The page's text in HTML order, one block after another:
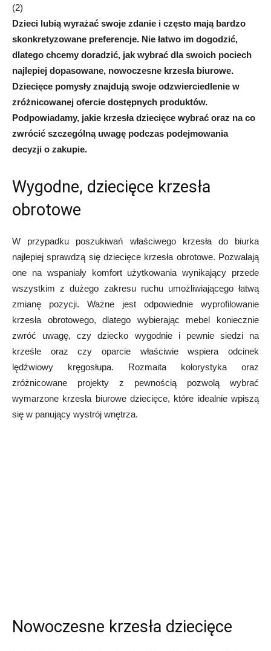
(2)
Dzieci lubią wyrażać swoje zdanie i często mają bardzo
skonkretyzowane preferencje. Nie łatwo im dogodzić,
dlatego chcemy doradzić, jak wybrać dla swoich pociech
najlepiej dopasowane, nowoczesne krzesła biurowe.
Dziecięce pomysły znajdują swoje odzwierciedlenie w
zróżnicowanej ofercie dostępnych produktów.
Podpowiadamy, jakie krzesła dziecięce wybrać oraz na co
zwrócić szczególną uwagę podczas podejmowania
decyzji o zakupie.
Wygodne, dziecięce krzesła
obrotowe
W przypadku poszukiwań właściwego krzesła do biurka
najlepiej sprawdzą się dziecięce krzesła obrotowe. Pozwalają
one na wspaniały komfort użytkowania wynikający przede
wszystkim z dużego zakresu ruchu umożliwiającego łatwą
zmianę pozycji. Ważne jest odpowiednie wyprofilowanie
krzesła obrotowego, dlatego wybierając mebel koniecznie
zwróć uwagę, czy dziecko wygodnie i pewnie siedzi na
krześle oraz czy oparcie właściwie wspiera odcinek
lędźwiowy kręgosłupa. Rozmaita kolorystyka oraz
zróżnicowane projekty z pewnością pozwolą wybrać
wymarzone krzesła biurowe dziecięce, które idealnie wpiszą
się w panujący wystrój wnętrza.
Nowoczesne krzesła dziecięce